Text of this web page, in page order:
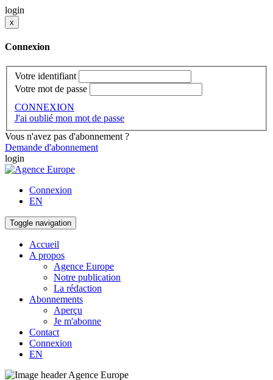
login
x
Connexion
Votre identifiant
Votre mot de passe
CONNEXION
J'ai oublié mon mot de passe
Vous n'avez pas d'abonnement ?
Demande d'abonnement
login
Connexion
EN
Toggle navigation
Accueil
A propos
Agence Europe
Notre publication
La rédaction
Abonnements
Aperçu
Je m'abonne
Contact
Connexion
EN